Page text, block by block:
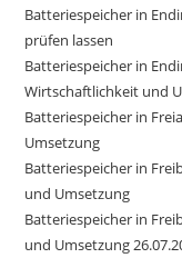
Batteriespeicher in
prüfen lassen
Batteriespeicher in
Wirtschaftlichkeit und
Batteriespeicher in
Umsetzung
Batteriespeicher in
und Umsetzung
Batteriespeicher in
und Umsetzung